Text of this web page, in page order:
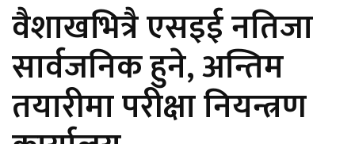
वैशाखभित्रै एसइई नतिजा
सार्वजनिक हुने, अन्तिम
तयारीमा परीक्षा नियन्त्रण